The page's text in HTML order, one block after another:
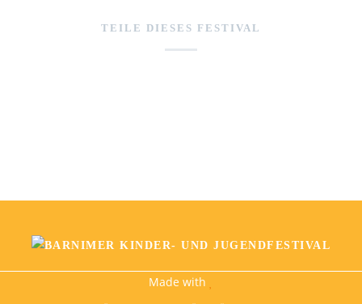
TEILE DIESES FESTIVAL
Made with